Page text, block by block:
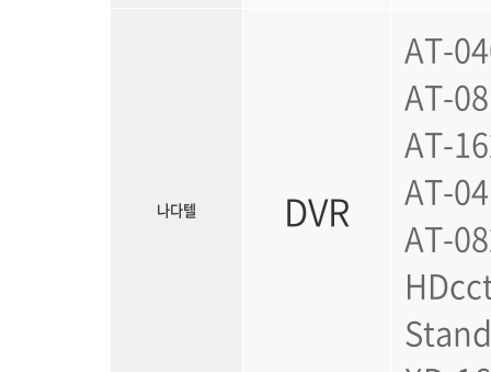
나다텔 DVR
AT-
AT-
AT-
AT-
AT-